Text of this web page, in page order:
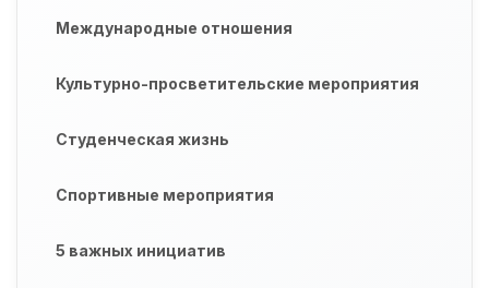
Международные отношения
Культурно-просветительские мероприятия
Студенческая жизнь
Спортивные мероприятия
5 важных инициатив